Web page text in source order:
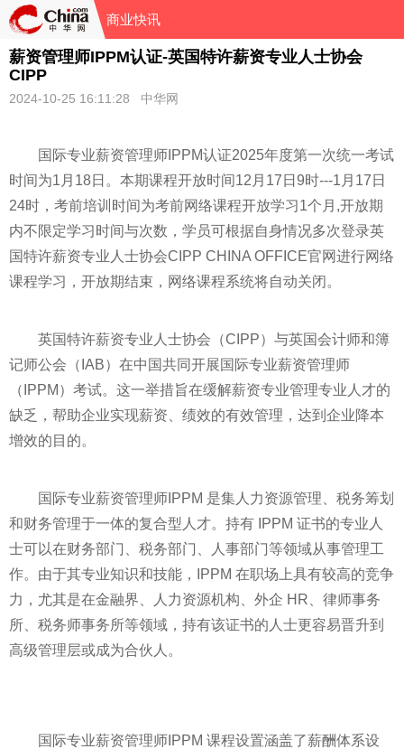
商业快讯
薪资管理师IPPM认证-英国特许薪资专业人士协会
CIPP
2024-10-25 16:11:28 中华网
国际专业薪资管理师IPPM认证2025年度第一次统一考试
时间为1月18日。本期课程开放时间12月17日9时---1月17日
24时，考前培训时间为考前网络课程开放学习1个月,开放期
内不限定学习时间与次数，学员可根据自身情况多次登录英
国特许薪资专业人士协会CIPP CHINA OFFICE官网进行网络
课程学习 ，开放期结束，网络课程系统将自动关闭。
英国特许薪资专业人士协会（CIPP）与英国会计师和簿
记师公会（IAB）在中国共同开展国际专业薪资管理师
（IPPM）考试。这一举措旨在缓解薪资专业管理专业人才的
缺乏，帮助企业实现薪资、绩效的有效管理，达到企业降本
增效的目的。
国际专业薪资管理师IPPM 是集人力资源管理、税务筹划
和财务管理于一体的复合型人才。持有 IPPM 证书的专业人
士可以在财务部门、税务部门、人事部门等领域从事管理工
作。由于其专业知识和技能，IPPM 在职场上具有较高的竞争
力，尤其是在金融界、人力资源机构、外企 HR、律师事务
所、税务师事务所等领域，持有该证书的人士更容易晋升到
高级管理层或成为合伙人。
国际专业薪资管理师IPPM 课程设置涵盖了薪酬体系设